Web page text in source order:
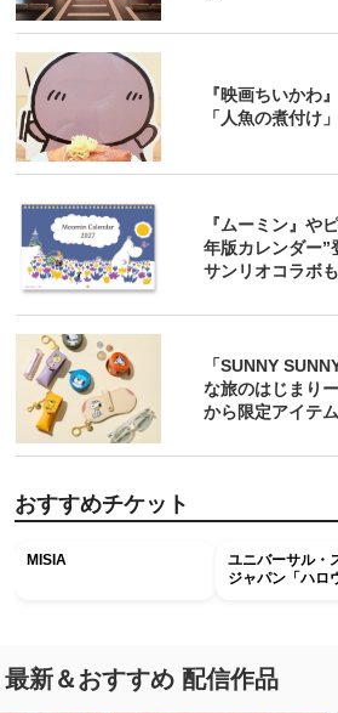
『映画ちいか
「人魚の煮付け
『ムーミン』や
年版カレンダー
サンリオコラボ
「SUNNY
な旅のはじまり
から限定アイテ
おすすめチケット
MISIA
ユニバーサル・
ジャパン「ハロ
最新＆おすすめ 配信作品